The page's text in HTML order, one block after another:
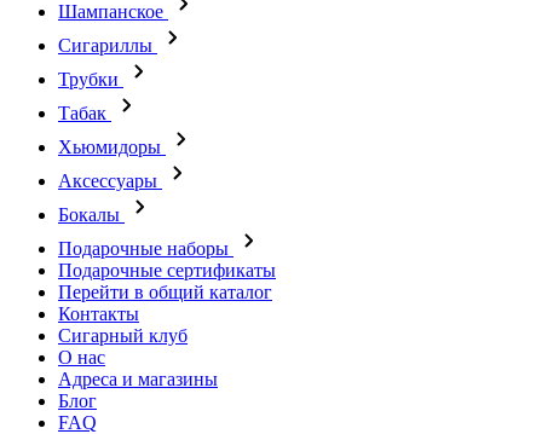
Шампанское
Сигариллы
Трубки
Табак
Хьюмидоры
Аксессуары
Бокалы
Подарочные наборы
Подарочные сертификаты
Перейти в общий каталог
Контакты
Сигарный клуб
О нас
Адреса и магазины
Блог
FAQ